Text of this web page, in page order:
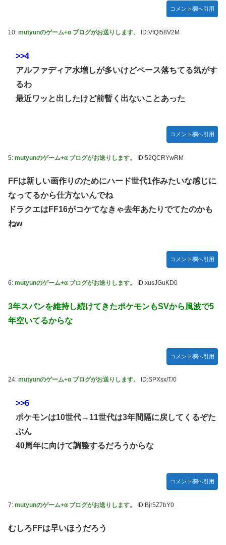
Bang!!MV」公開！さらに「体験版」の配信が決定！
連合のモルモット部隊の部隊長になりました 第42話
【HUNTER×HUNTER】センリツが本気を出せば、BW号を
全滅出来るという事実・・・
【朗報】 任天堂、microSD Expressを普及させてしまう…
ヴィクターはエインフェリアを集めるようです 第75話
『ゼルダの伝説BotW』が出て10年になろうとしてるけどま
成人向けゲーム『ヤリステ メスブター』開発者絶望、銀行
がsteamからの入金を拒否→金が入ってなくても売上金額分
の納税義務あり
内閣広報官「高市総理が避難所を３分しか視察しなかったな
んてデマ！50分いたぞ😡」 →しかし事実上の視察は数分で
韓国人「本日チームをサヨナラ負けさせたイ・ジョンフの守
備、ガチでヤバ過ぎる…」→「のび太レベルの守備ｗｗ」＝
【のぎおび】乃木坂のマイナスイオン鈴木佑捺ちゃん 盛り
【ハロプロ】事務所「新曲は年1リリース、これで1年頑張っ
て」 ← これ
【櫻坂46】失踪... 藤吉夏鈴、紹介映像解禁【踊る大捜査線
N.E.W】
Juice=Juiceさん「TIF2026」で1位獲得ｷﾀ━━━━(ﾟ
∀ﾟ)━━━━!!
【AIイラスト】フェラをしている女の子のAIエロ画像まとめ
コメント欄へ引用
10: mutyunのゲーム+α ブログがお送りします。 ID:VfQl58V2M
>>4
アルファディア水増しが多いけどペース落ちてる気がす
るわ
最近ワッと出したけど前暫く出ないことあった
コメント欄へ引用
5: mutyunのゲーム+α ブログがお送りします。 ID:52QCRYwRM
FFは新しい画作りのためにハード世代1作みたいな感じに
なってるから仕方ないんでね
ドラクエはFF16がコケてなきゃ去年あたりでてたのかも
ねw
コメント欄へ引用
6: mutyunのゲーム+α ブログがお送りします。 ID:xusJGuKD0
3年スパンを維持し続けてきたポケモンもSVから風波で5
年空いてるからな
コメント欄へ引用
24: mutyunのゲーム+α ブログがお送りします。 ID:SPXsx/T/0
>>6
ポケモンは10世代→11世代は3年間隔に戻してくるぞた
ぶん
40周年に向けて調整するだろうからな
コメント欄へ引用
7: mutyunのゲーム+α ブログがお送りします。 ID:Bjr5Z7bY0
むしろFFは早いほうだろう